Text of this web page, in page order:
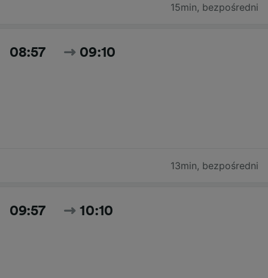
15min, bezpośredni
08:57 09:10
13min, bezpośredni
09:57 10:10